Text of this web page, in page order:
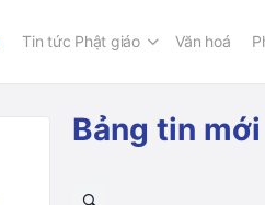
Tin tức Phật giáo Văn hoá
Bảng tin mới